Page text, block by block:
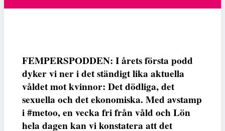
FEMPERSPODDEN: I årets första podd
dyker vi ner i det ständigt lika aktuella
våldet mot kvinnor: Det dödliga, det
sexuella och det ekonomiska. Med avstamp
i #metoo, en vecka fri från våld och Lön
hela dagen kan vi konstatera att det